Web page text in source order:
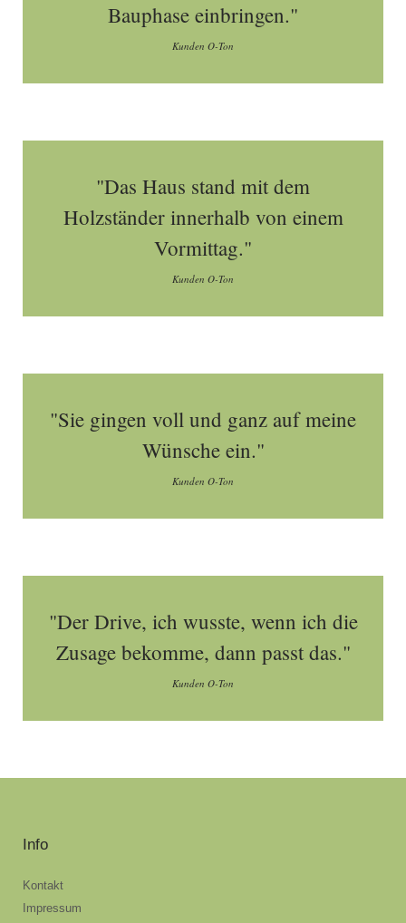
Bauphase einbringen."
Kunden O-Ton
"Das Haus stand mit dem
Holzständer innerhalb von einem
Vormittag."
Kunden O-Ton
"Sie gingen voll und ganz auf meine
Wünsche ein."
Kunden O-Ton
"Der Drive, ich wusste, wenn ich die
Zusage bekomme, dann passt das."
Kunden O-Ton
Info
Kontakt
Impressum